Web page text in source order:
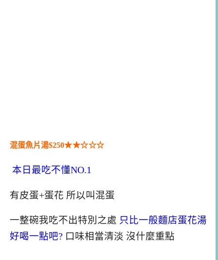
混蛋魚片湯$250★★☆☆☆
本日最吃不懂NO.1
有皮蛋+蛋花 所以叫混蛋
一整碗我吃不出特別之處 只比一般麵店蛋花湯
好喝一點吧? 口味相當清淡 沒什麼重點